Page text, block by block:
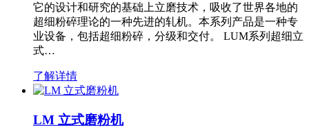
它的设计和研究的基础上立磨技术，吸收了世界各地的
超细粉碎理论的一种先进的轧机。本系列产品是一种专
业设备，包括超细粉碎，分级和交付。 LUM系列超细立
式…
了解详情
LM 立式磨粉机